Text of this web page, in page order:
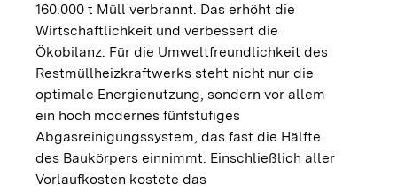
160.000 t Müll verbrannt. Das erhöht die
Wirtschaftlichkeit und verbessert die
Ökobilanz. Für die Umweltfreundlichkeit des
Restmüllheizkraftwerks steht nicht nur die
optimale Energienutzung, sondern vor allem
ein hoch modernes fünfstufiges
Abgasreinigungssystem, das fast die Hälfte
des Baukörpers einnimmt. Einschließlich aller
Vorlaufkosten kostete das